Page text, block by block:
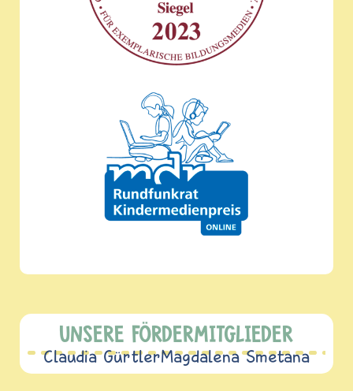
UNSERE FÖRDERMITGLIEDER
Claudia GürtlerMagdalena Smetana